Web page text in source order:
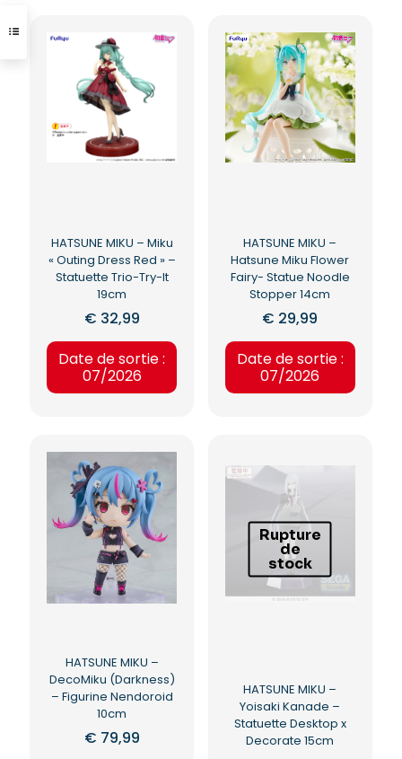
HATSUNE MIKU – Miku
« Outing Dress Red » –
Statuette Trio-Try-It
19cm
€ 32,99
Date de sortie :
07/2026
HATSUNE MIKU –
Hatsune Miku Flower
Fairy- Statue Noodle
Stopper 14cm
€ 29,99
Date de sortie :
07/2026
HATSUNE MIKU –
DecoMiku (Darkness)
– Figurine Nendoroid
10cm
€ 79,99
Rupture
de
stock
HATSUNE MIKU –
Yoisaki Kanade –
Statuette Desktop x
Decorate 15cm